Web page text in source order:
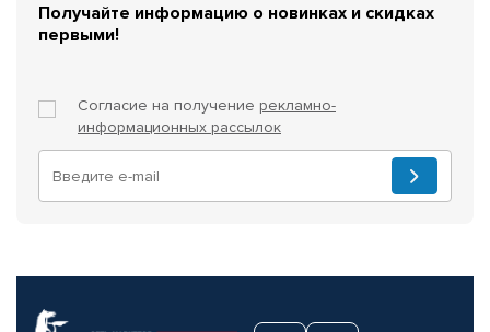
Получайте информацию о новинках и скидках
первыми!
Согласие на получение рекламно-
информационных рассылок